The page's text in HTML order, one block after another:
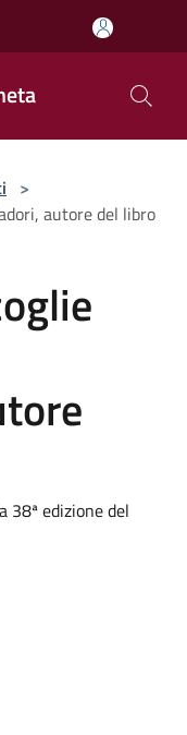
>
autore del libro
38ª edizione del